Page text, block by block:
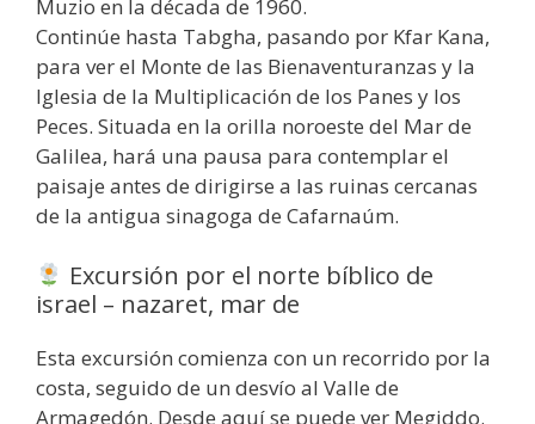
Muzio en la década de 1960.
Continúe hasta Tabgha, pasando por Kfar Kana,
para ver el Monte de las Bienaventuranzas y la
Iglesia de la Multiplicación de los Panes y los
Peces. Situada en la orilla noroeste del Mar de
Galilea, hará una pausa para contemplar el
paisaje antes de dirigirse a las ruinas cercanas
de la antigua sinagoga de Cafarnaúm.
Excursión por el norte bíblico de
israel – nazaret, mar de
Esta excursión comienza con un recorrido por la
costa, seguido de un desvío al Valle de
Armagedón. Desde aquí se puede ver Megiddo.